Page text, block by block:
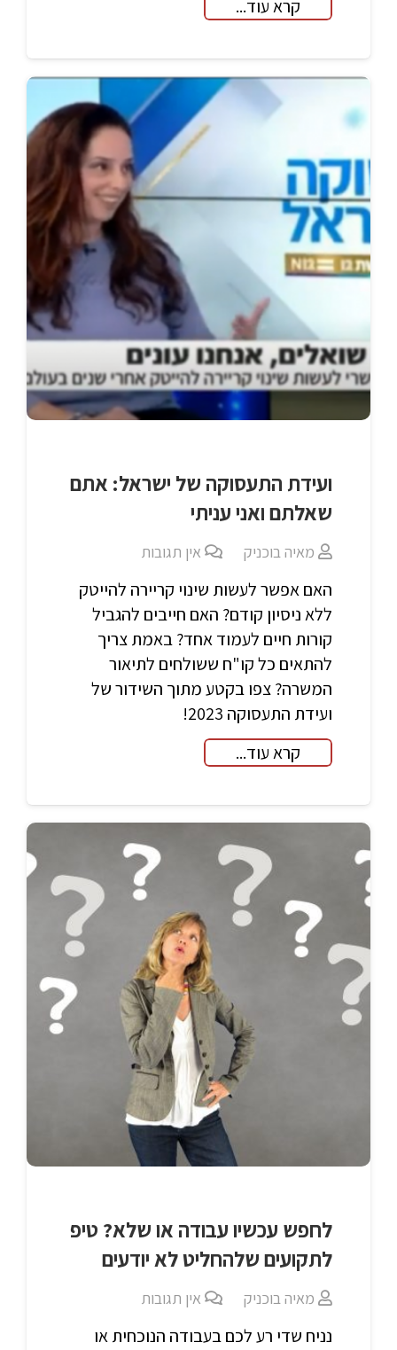
קרא עוד...
ועידת התעסוקה של ישראל: אתם
שאלתם ואני עניתי
מאיה בוכניק אין תגובות
האם אפשר לעשות שינוי קריירה להייטק
ללא ניסיון קודם? האם חייבים להגביל
קורות חיים לעמוד אחד? באמת צריך
להתאים כל קו"ח ששולחים לתיאור
המשרה? צפו בקטע מתוך השידור של
ועידת התעסוקה 2023!
קרא עוד...
לחפש עכשיו עבודה או שלא? טיפ
לתקועים שלהחליט לא יודעים
מאיה בוכניק אין תגובות
נניח שדי רע לכם בעבודה הנוכחית או